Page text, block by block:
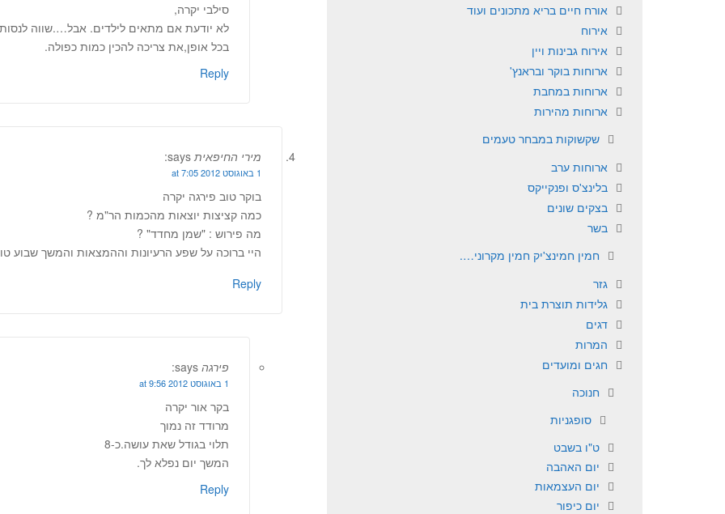
סילבי יקרה,
לא יודעת אם מתאים לילדים. אבל….שווה
בכל אופן,את צריכה להכין כמות כפולה.
Reply
מירי החיפאית says:
1 באוגוסט 2012 at 7:05
בוקר טוב פירגה יקרה
כמה קציצות יוצאות מהכמות הר"מ ?
מה פירוש : "שמן מחדד" ?
היי ברוכה על שפע הרעיונות וההמצאות והמשך שבוע
Reply
פירגה says:
1 באוגוסט 2012 at 9:56
בקר אור יקרה
מרודד זה נמוך
תלוי בגודל שאת עושה.כ-8
המשך יום נפלא לך.
Reply
אורח חיים בריא מתכונים ועוד
אירוח
אירוח גבינות ויין
ארוחות בוקר ובראנץ'
ארוחות במחבת
ארוחות מהירות
שקשוקות במבחר טעמים
ארוחות ערב
בלינצ'ס ופנקייקס
בצקים שונים
בשר
חמין חמינצ'יק חמין מקרוני….
גזר
גלידות תוצרת בית
דגים
המרות
חגים ומועדים
חנוכה
סופגניות
ט"ו בשבט
יום האהבה
יום העצמאות
יום כיפור